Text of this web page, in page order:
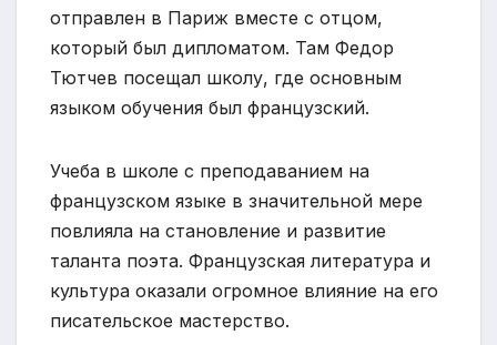
отправлен в Париж вместе с отцом,
который был дипломатом. Там Федор
Тютчев посещал школу, где основным
языком обучения был французский.
Учеба в школе с преподаванием на
французском языке в значительной мере
повлияла на становление и развитие
таланта поэта. Французская литература и
культура оказали огромное влияние на его
писательское мастерство.